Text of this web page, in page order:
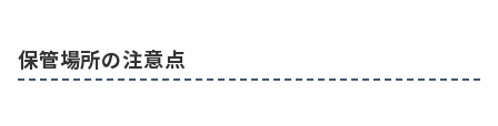
保管場所の注意点